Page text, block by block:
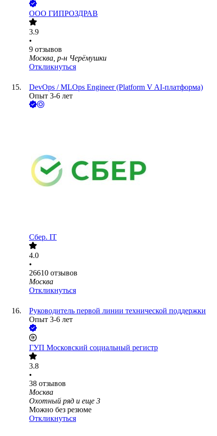
ООО ГИПРОЗДРАВ
3.9
•
9 отзывов
Москва, р-н Черёмушки
Откликнуться
DevOps / MLOps Engineer (Platform V AI-платформа)
Опыт 3-6 лет
Сбер. IT
4.0
•
26610 отзывов
Москва
Откликнуться
Руководитель первой линии технической поддержки
Опыт 3-6 лет
ГУП Московский социальный регистр
3.8
•
38 отзывов
Москва
Охотный ряд и еще 3
Можно без резюме
Откликнуться